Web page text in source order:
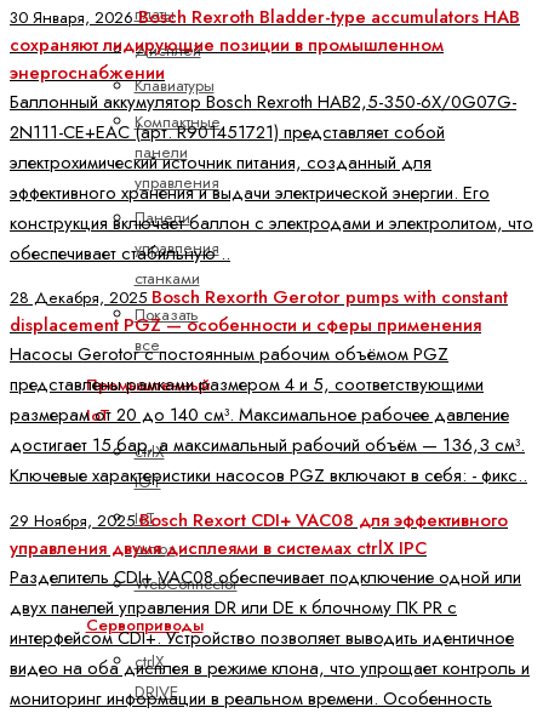
платы
Дисплей
Клавиатуры
Компактные
панели
управления
Панели
управления
станками
Показать
все
Промышленный
IoT
ctrlX
IOT
IoT
шлюз
WebConnector
Сервоприводы
ctrlX
DRIVE
30 Января, 2026Bosch Rexroth Bladder-type accumulators HAB
сохраняют лидирующие позиции в промышленном
энергоснабжении
Баллонный аккумулятор Bosch Rexroth HAB2,5-350-6X/0G07G-
2N111-CE+EAC (арт. R901451721) представляет собой
электрохимический источник питания, созданный для
эффективного хранения и выдачи электрической энергии. Его
конструкция включает баллон с электродами и электролитом, что
обеспечивает стабильную ..
28 Декабря, 2025 Bosch Rexorth Gerotor pumps with constant
displacement PGZ — особенности и сферы применения
Насосы Gerotor с постоянным рабочим объёмом PGZ
представлены рамками размером 4 и 5, соответствующими
размерам от 20 до 140 см³. Максимальное рабочее давление
достигает 15 бар, а максимальный рабочий объём — 136,3 см³.
Ключевые характеристики насосов PGZ включают в себя: - фикс..
29 Ноября, 2025Bosch Rexort CDI+ VAC08 для эффективного
управления двумя дисплеями в системах ctrlX IPC
Разделитель CDI+ VAC08 обеспечивает подключение одной или
двух панелей управления DR или DE к блочному ПК PR с
интерфейсом CDI+. Устройство позволяет выводить идентичное
видео на оба дисплея в режиме клона, что упрощает контроль и
мониторинг информации в реальном времени. Особенность